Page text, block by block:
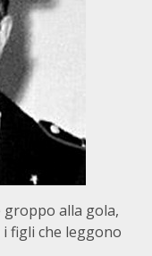
groppo alla gola,
figli che leggono